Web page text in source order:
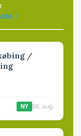
/
NY 06. aug.